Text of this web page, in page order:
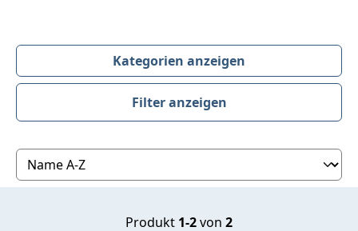
Kategorien anzeigen
Filter anzeigen
Produktübersicht
Produkt 1-2von 2